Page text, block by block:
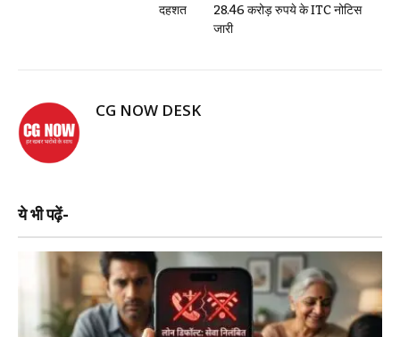
दहशत
28.46 करोड़ रुपये के ITC नोटिस
जारी
CG NOW DESK
ये भी पढ़ें-